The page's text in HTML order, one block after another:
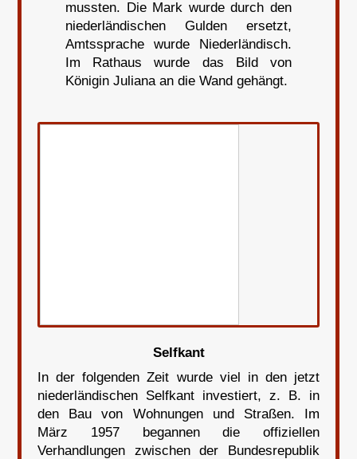
mussten. Die Mark wurde durch den
niederländischen Gulden ersetzt,
Amtssprache wurde Niederländisch.
Im Rathaus wurde das Bild von
Königin Juliana an die Wand gehängt.
Selfkant
In der folgenden Zeit wurde viel in den jetzt
niederländischen Selfkant investiert, z. B. in
den Bau von Wohnungen und Straßen. Im
März 1957 begannen die offiziellen
Verhandlungen zwischen der Bundesrepublik